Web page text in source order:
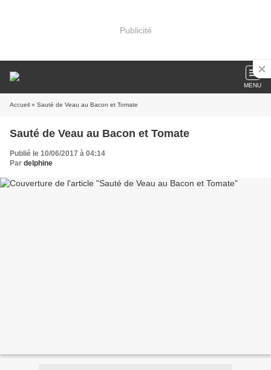
Publicité
MENU
Accueil » Sauté de Veau au Bacon et Tomate
Sauté de Veau au Bacon et Tomate
Publié le 10/06/2017 à 04:14
Par delphine